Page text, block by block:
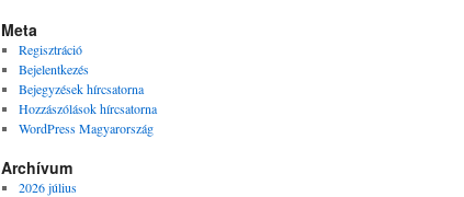
Meta
Regisztráció
Bejelentkezés
Bejegyzések hírcsatorna
Hozzászólások hírcsatorna
WordPress Magyarország
Archívum
2026 július